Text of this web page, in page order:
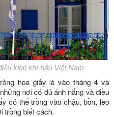
kiện khí hậu Việt Nam
hoa giấy là vào tháng 4 và
nơi có đủ ánh nắng và điều
có thể trồng vào chậu, bồn, leo
trồng biết cách.